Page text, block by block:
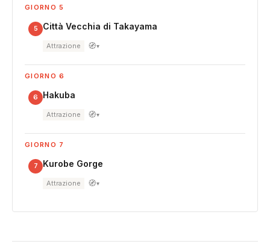
GIORNO 5
5 Città Vecchia di Takayama
Attrazione 🧭▾
GIORNO 6
6 Hakuba
Attrazione 🧭▾
GIORNO 7
7 Kurobe Gorge
Attrazione 🧭▾